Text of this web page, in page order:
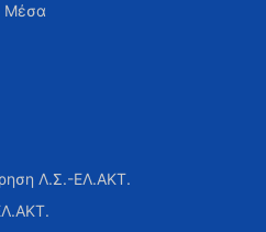
Μέσα
Λ.Σ.-ΕΛ.ΑΚΤ.